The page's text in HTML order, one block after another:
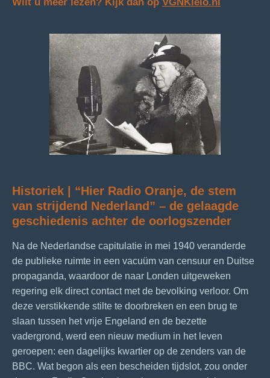
Historiek | “Hier Radio Oranje, de stem
van strijdend Nederland” – de gelaagde
geschiedenis achter de oorlogszender
Na de Nederlandse capitulatie in mei 1940 veranderde
de publieke ruimte in een vacuüm van censuur en Duitse
propaganda, waardoor de naar Londen uitgeweken
regering elk direct contact met de bevolking verloor. Om
deze verstikkende stilte te doorbreken en een brug te
slaan tussen het vrije Engeland en de bezette
vadergrond, werd een nieuw medium in het leven
geroepen: een dagelijks kwartier op de zenders van de
BBC. Wat begon als een bescheiden tijdslot, zou onder